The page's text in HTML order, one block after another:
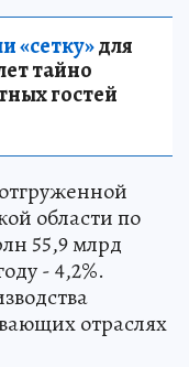
«сетку»для
тайно
гостей
области по
55,9 млрд
- 4,2%.
отраслях